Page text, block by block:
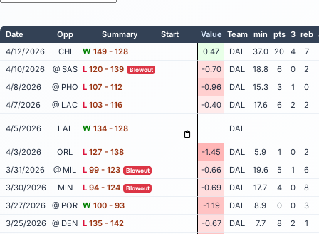
Date Opp Summary Start Value Team min pts 3 reb
4/12/2026
CHI W 149 - 128 0.47 DAL 37.0 20 4
7
4/10/2026
@ SAS L 120 - 139 Blowout -0.70 DAL 18.8 6 0
2
4/8/2026
@ PHO L 107 - 112 -0.96 DAL 15.3 3 1
0
4/7/2026
@ LAC L 103 - 116 -0.40 DAL 17.6 6 2 2
4/5/2026 LAL W 134 - 128 DAL
4/3/2026 ORL L 127 - 138 -1.45 DAL 5.9 1 0
2
3/31/2026
@ MIL L 99 - 123 Blowout -0.66 DAL 19.6 5 1
6
3/30/2026
MIN L 94 - 124 Blowout -0.69 DAL 17.7 4 0
8
3/27/2026
@ POR W 100 - 93 -1.19 DAL 8.9 0 0
3
3/25/2026 @ DEN L 135 - 142 -0.67 DAL 7.7 8 2
1